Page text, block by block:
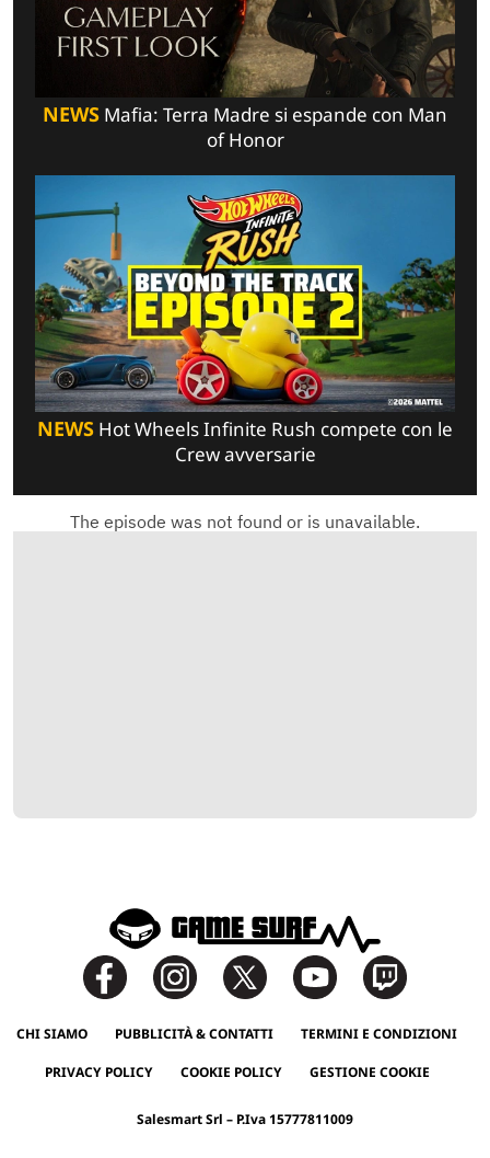
NEWS Mafia: Terra Madre si espande con Man
of Honor
NEWS Hot Wheels Infinite Rush compete con le
Crew avversarie
CHI SIAMO PUBBLICITÀ & CONTATTI TERMINI E CONDIZIONI
PRIVACY POLICY COOKIE POLICY GESTIONE COOKIE
Salesmart Srl – P.Iva 15777811009